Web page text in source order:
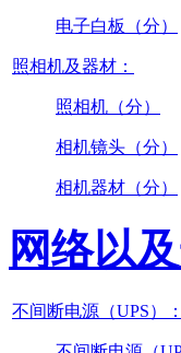
电子白板（分）
照相机及器材：
照相机（分）
相机镜头（分）
相机器材（分）
网络以
不间断电源（UPS）：